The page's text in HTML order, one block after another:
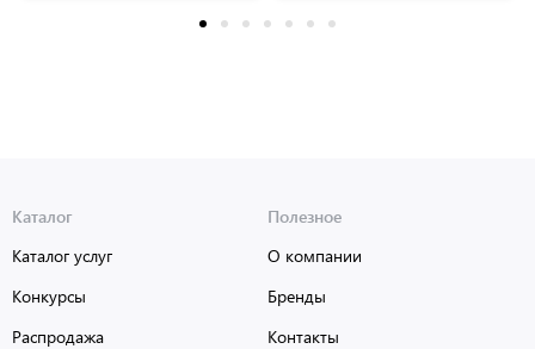
Каталог
Каталог услуг
Конкурсы
Распродажа
Полезное
О компании
Бренды
Контакты